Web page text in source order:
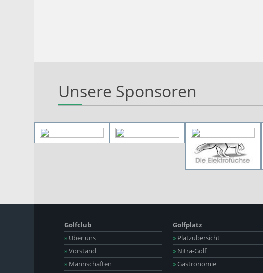
Unsere Sponsoren
Golfclub
» Über uns
»Vorstand
» Mannschaften
Golfplatz
» Platzübersicht
» Nitra-Golf
»Gastronomie